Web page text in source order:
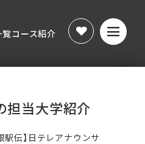
覧コース紹介
担当大学紹介
駅伝】日テレアナウンサ